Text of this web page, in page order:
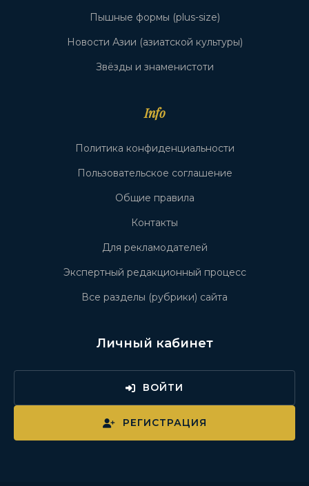
Пышные формы (plus-size)
Новости Азии (азиатской культуры)
Звёзды и знаменистоти
Info
Политика конфиденциальности
Пользовательское соглашение
Общие правила
Контакты
Для рекламодателей
Экспертный редакционный процесс
Все разделы (рубрики) сайта
Личный кабинет
ВОЙТИ
РЕГИСТРАЦИЯ